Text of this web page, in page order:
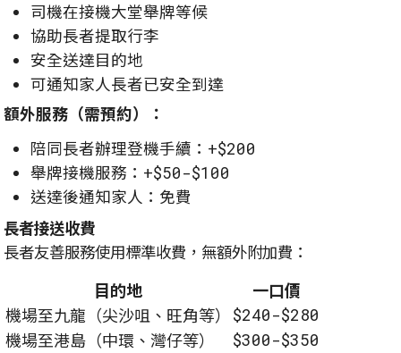
司機在接機大堂舉牌等候
協助長者提取行李
安全送達目的地
可通知家人長者已安全到達
額外服務（需預約）：
陪同長者辦理登機手續：+$200
舉牌接機服務：+$50-$100
送達後通知家人：免費
長者接送收費
長者友善服務使用標準收費，無額外附加費：
目的地
一口價
機場至九龍（尖沙咀、旺角等）
$240-$280
機場至港島（中環、灣仔等）
$300-$350